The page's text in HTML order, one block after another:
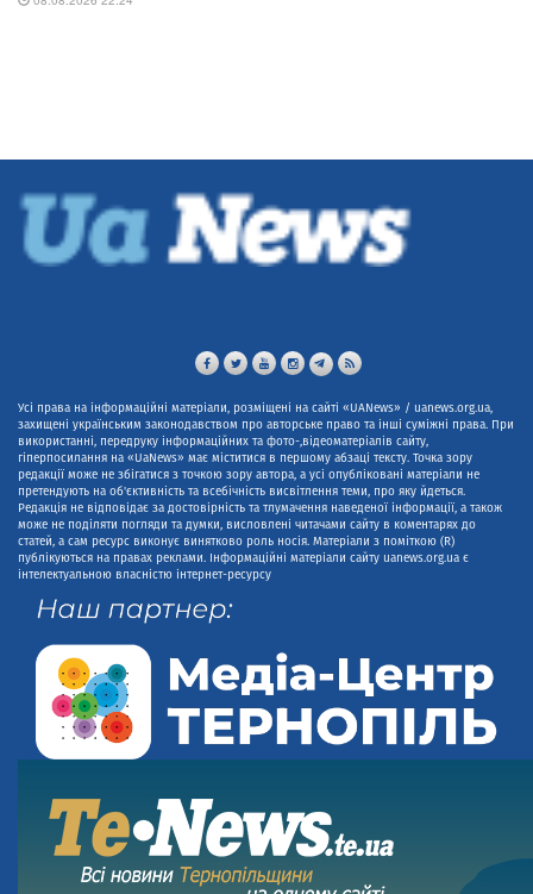
Усі права на інформаційні матеріали, розміщені на сайті «UANews» / uanews.org.ua,
захищені українським законодавством про авторське право та інші суміжні права. При
використанні, передруку інформаційних та фото-,відеоматеріалів сайту,
гіперпосилання на «UaNews» має міститися в першому абзаці тексту. Точка зору
редакції може не збігатися з точкою зору автора, а усі опубліковані матеріали не
претендують на об'єктивність та всебічність висвітлення теми, про яку йдеться.
Редакція не відповідає за достовірність та тлумачення наведеної інформації, а також
може не поділяти погляди та думки, висловлені читачами сайту в коментарях до
статей, а сам ресурс виконує винятково роль носія. Матеріали з поміткою (R)
публікуються на правах реклами. Інформаційні матеріали сайту uanews.org.ua є
інтелектуальною власністю інтернет-ресурсу